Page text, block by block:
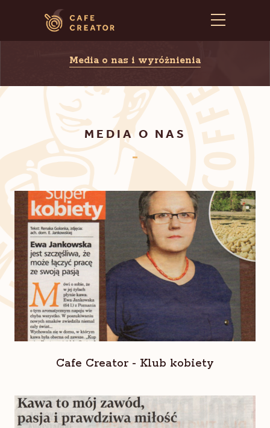
Media o nas i wyróżnienia
MEDIA O NAS
Cafe Creator - Klub kobiety